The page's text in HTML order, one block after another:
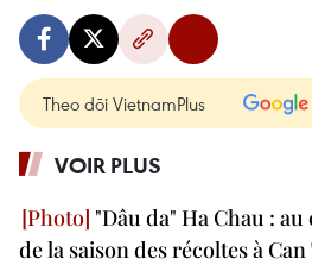
Theo dõi VietnamPlus
VOIR PLUS
"Dâu da" Ha Chau :
de la saison des récoltes à